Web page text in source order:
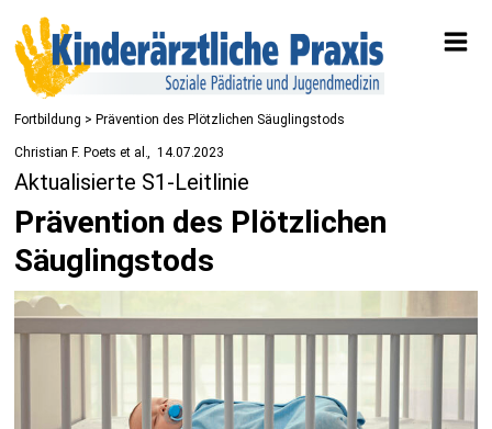
Fortbildung > Prävention des Plötzlichen Säuglingstods
Christian F. Poets et al. 14.07.2023
Aktualisierte S1-Leitlinie
Prävention des Plötzlichen
Säuglingstods